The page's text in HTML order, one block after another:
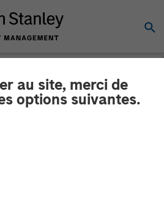
au site, merci de
options suivantes.
A Great
in